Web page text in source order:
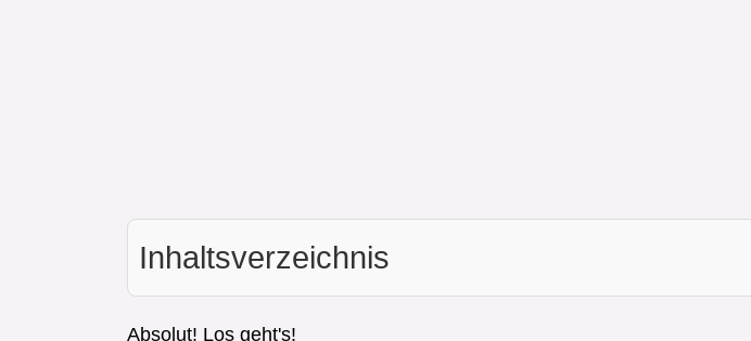
Inhaltsverzeichnis
Absolut! Los geht's!